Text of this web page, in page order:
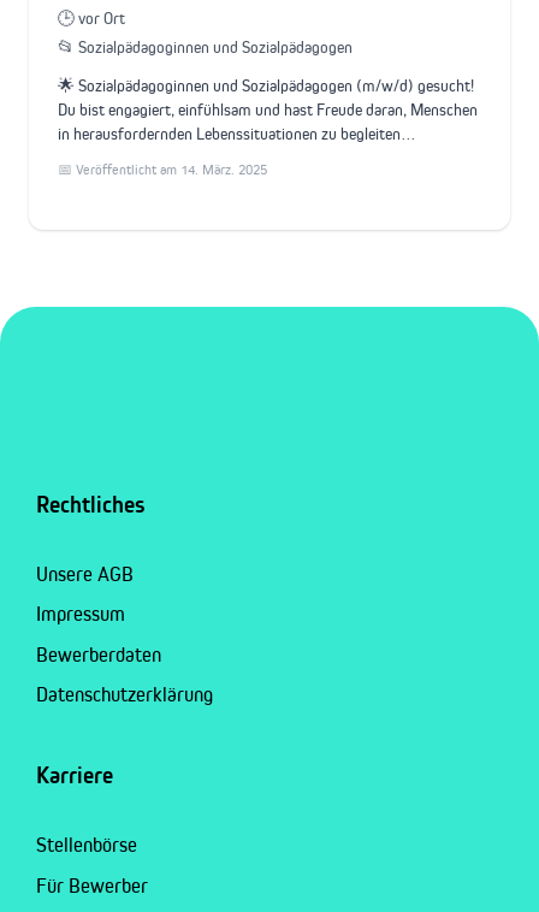
🕒 vor Ort
📂 Sozialpädagoginnen und Sozialpädagogen
🌟 Sozialpädagoginnen und Sozialpädagogen (m/w/d) gesucht!
Du bist engagiert, einfühlsam und hast Freude daran, Menschen
in herausfordernden Lebenssituationen zu begleiten…
📅 Veröffentlicht am 14. März. 2025
Rechtliches
Unsere AGB
Impressum
Bewerberdaten
Datenschutzerklärung
Karriere
Stellenbörse
Für Bewerber